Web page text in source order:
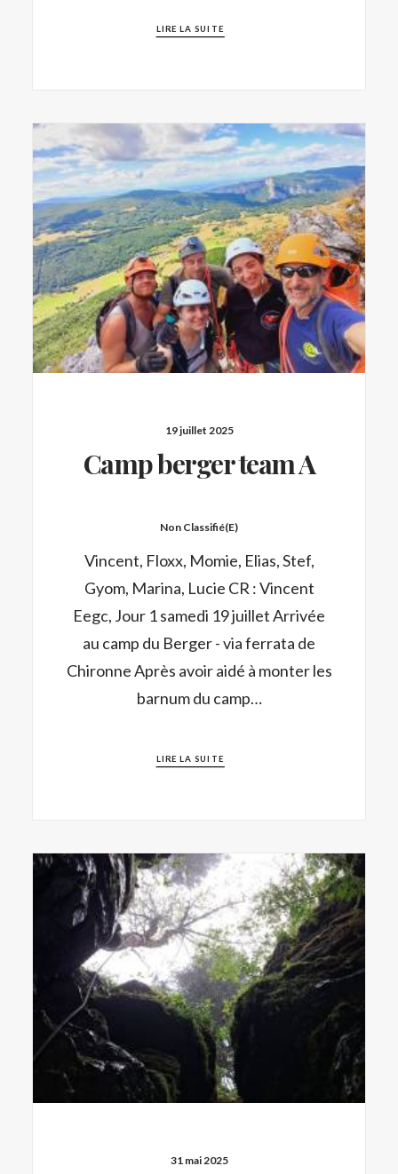
LIRE LA SUITE
19 juillet 2025
Camp berger team A
Non Classifié(e)
Vincent, Floxx, Momie, Elias, Stef,
Gyom, Marina, Lucie CR : Vincent
Eegc, Jour 1 samedi 19 juillet Arrivée
au camp du Berger - via ferrata de
Chironne Après avoir aidé à monter les
barnum du camp…
LIRE LA SUITE
31 mai 2025